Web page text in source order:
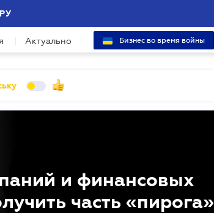
Актуально Бизнес во время войны
и финансовых
часть «пирога»